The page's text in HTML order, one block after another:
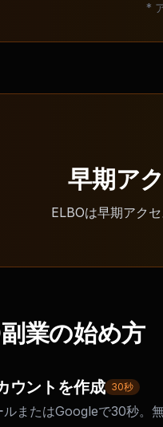
*
早期ア
ELBOは早期アク
業の始め方
ウントを作成 30秒
ルまたはGoogleで30秒。